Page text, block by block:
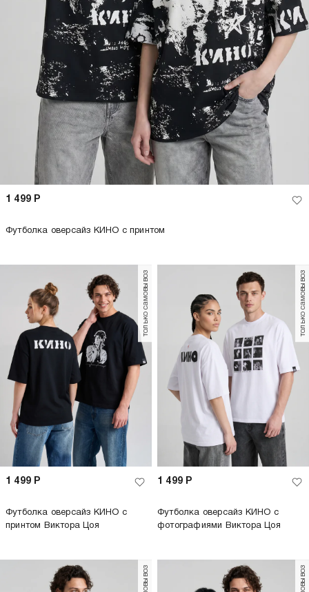
1 499 Р
Футболка оверсайз КИНО с принтом
только самовывоз
1 499 Р
Футболка оверсайз КИНО с
принтом Виктора Цоя
только самовывоз
1 499 Р
Футболка оверсайз КИНО с
фотографиями Виктора Цоя